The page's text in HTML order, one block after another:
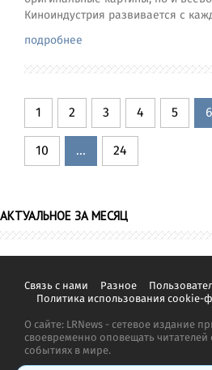
Киноиндустрия развивается с
подробнее
1 2 3 4 5 6
10
... 24
АКТУАЛЬНОЕ ЗА МЕСЯЦ
Связь с нами Разное
Политика использования cookie-
О сайте: LRNews - сетевое издание
своевременно оповещать читателей
событиях в мире.